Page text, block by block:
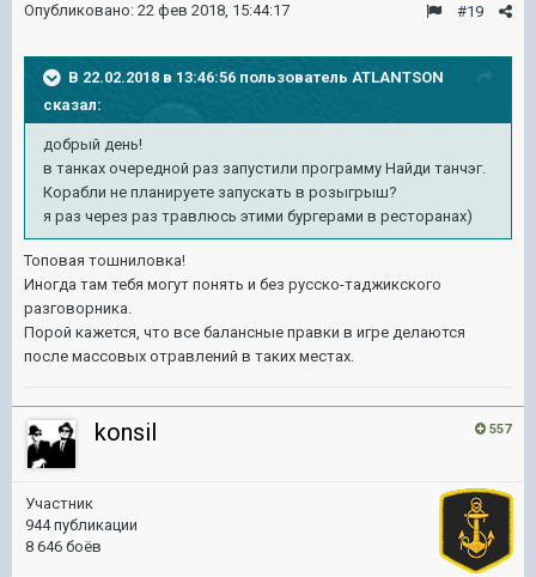
#19
Опубликовано: 22 фев 2018, 15:44:17
В 22.02.2018 в 13:46:56 пользователь ATLANTSON
сказал:
добрый день!
в танках очередной раз запустили программу Найди танчэг.
Корабли не планируете запускать в розыгрыш?
я раз через раз травлюсь этими бургерами в ресторанах)
Топовая тошниловка!
Иногда там тебя могут понять и без русско-таджикского
разговорника.
Порой кажется, что все балансные правки в игре делаются
после массовых отравлений в таких местах.
557
konsil
Участник
944 публикации
8 646 боёв